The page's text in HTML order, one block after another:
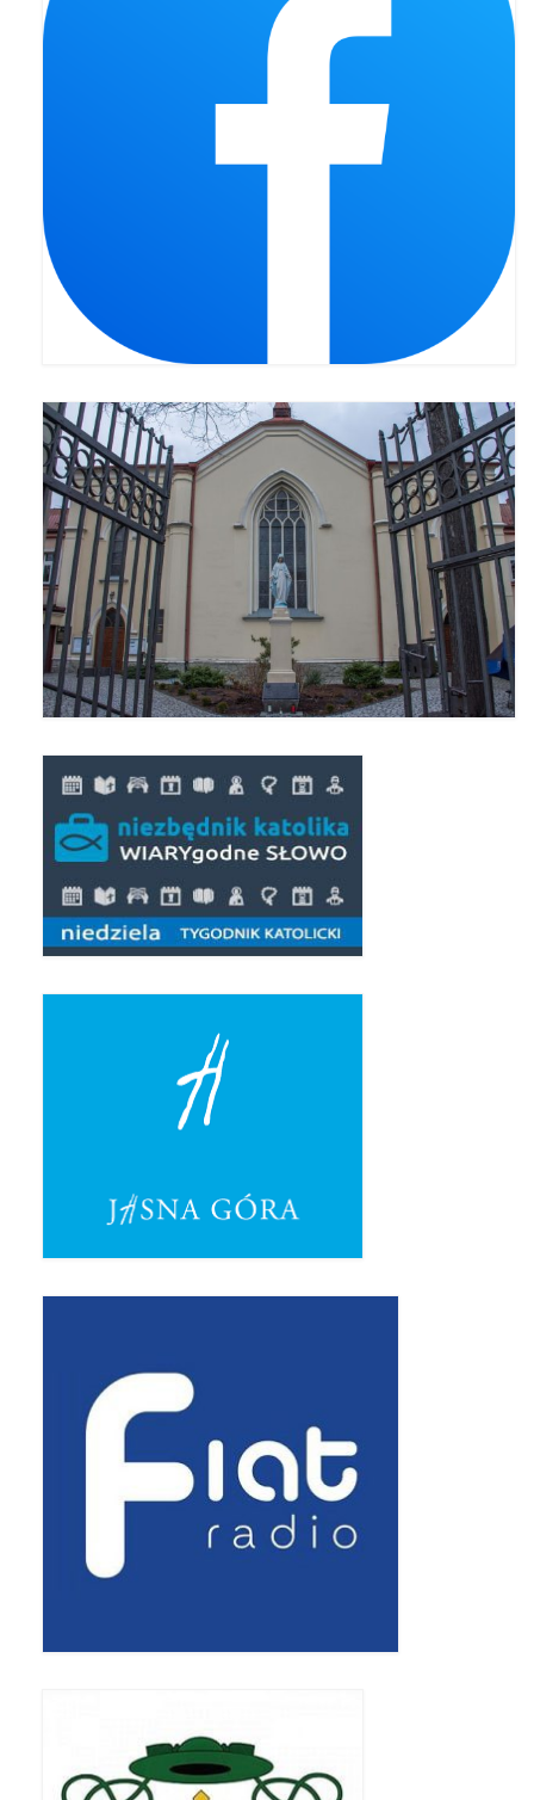
Bierzmowanie 24.10.2022r.
Odpust 2022
Pasterka 2021
Kościół Stacyjny Wielkiego Postu 2021
Pierwsza Komunia Święta
Pierwsza Komunia Święta – Grupa 1
Pierwsza Komunia Święta – Grupa 2
Pierwsza Komunia Święta – Grupa 3
Boże Ciało
Uroczystość Św. Jakuba Apostoła 2020
Wizytacja Kanoniczna 21.06.2020
Boże Ciało 2020
GODZINA ŚWIĘTA W ŚWIĘTO
MIŁOSIERDZIA BOŻEGO
Galerie 2019
Pasterka 2019
Posługa Siostry Elekty
Boże Ciało – 20 czerwca 2019
Imieniny Ks Kanonika
Wigilia Paschalna 2019
Wielki Piątek 2019
Wielki Czwartek 2019
Wyklętych” 2019
Pielęgnacja drzew